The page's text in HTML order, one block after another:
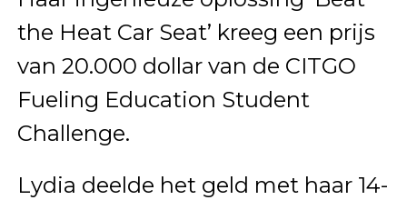
the Heat Car Seat’ kreeg een prijs
van 20.000 dollar van de CITGO
Fueling Education Student
Challenge.
Lydia deelde het geld met haar 14-